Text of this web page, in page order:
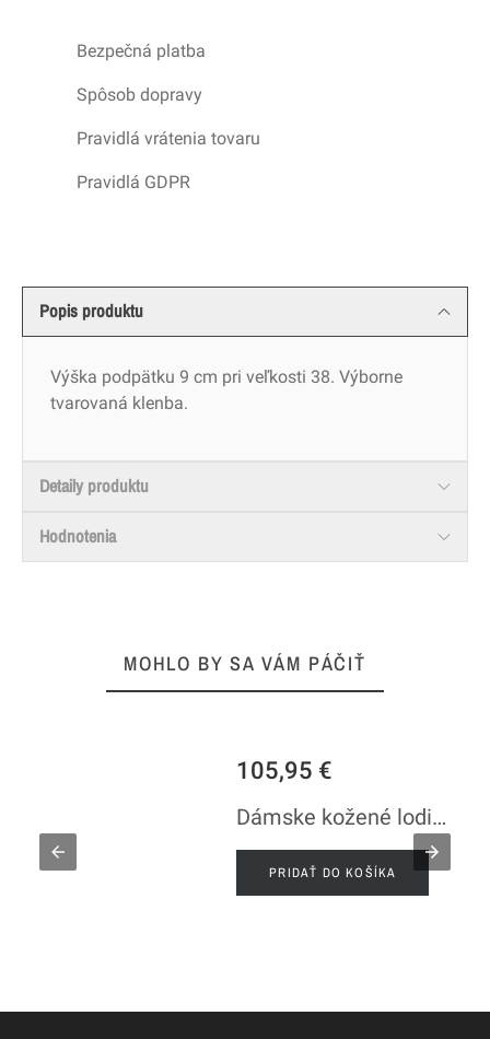
Bezpečná platba
Spôsob dopravy
Pravidlá vrátenia tovaru
Pravidlá GDPR
Popis produktu
Výška podpätku 9 cm pri veľkosti 38. Výborne
tvarovaná klenba.
Detaily produktu
Hodnotenia
MOHLO BY SA VÁM PÁČIŤ
105,95 €
Dámske kožené lodičky béžové
PRIDAŤ DO KOŠÍKA